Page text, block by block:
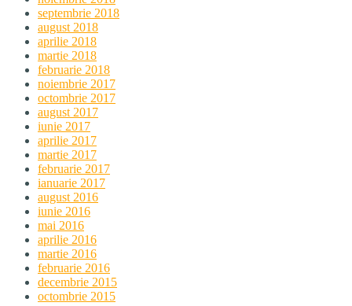
septembrie 2018
august 2018
aprilie 2018
martie 2018
februarie 2018
noiembrie 2017
octombrie 2017
august 2017
iunie 2017
aprilie 2017
martie 2017
februarie 2017
ianuarie 2017
august 2016
iunie 2016
mai 2016
aprilie 2016
martie 2016
februarie 2016
decembrie 2015
octombrie 2015